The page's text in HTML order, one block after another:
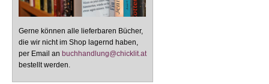
Gerne können alle lieferbaren Bücher,
die wir nicht im Shop lagernd haben,
per Email an buchhandlung@chicklit.at
bestellt werden.